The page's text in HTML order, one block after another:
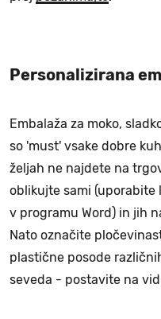
Personalizirana
Embalaža za moko,
so 'must' vsake dobre
željah ne najdete na
oblikujte sami (uporabite
v programu Word) in jih
Nato označite
plastične posode
seveda - postavite na